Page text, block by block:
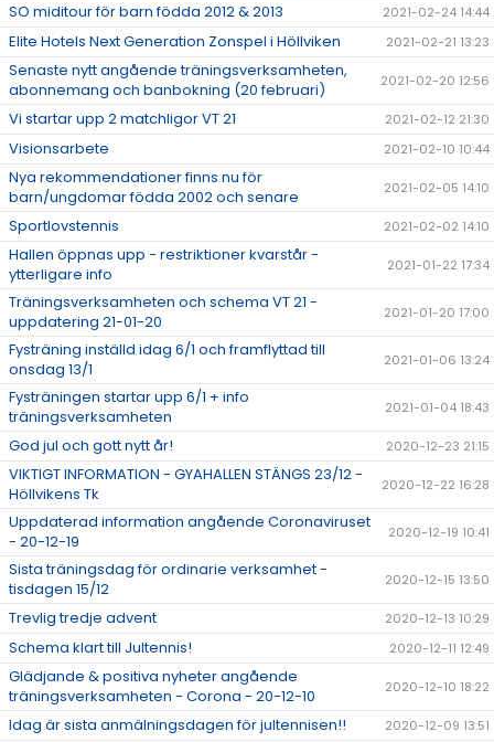
SO miditour för barn födda 2012 & 2013 2021-02-24 14:44
Elite Hotels Next Generation Zonspel i Höllviken 2021-02-21 13:23
Senaste nytt angående träningsverksamheten,
abonnemang och banbokning (20 februari)
2021-02-20 12:56
Vi startar upp 2 matchligor VT 21 2021-02-12 21:30
Visionsarbete 2021-02-10 10:44
Nya rekommendationer finns nu för
barn/ungdomar födda 2002 och senare
2021-02-05 14:10
Sportlovstennis 2021-02-02 14:10
Hallen öppnas upp - restriktioner kvarstår -
ytterligare info
2021-01-22 17:34
Träningsverksamheten och schema VT 21 -
uppdatering 21-01-20
2021-01-20 17:00
Fysträning inställd idag 6/1 och framflyttad till
onsdag 13/1
2021-01-06 13:24
Fysträningen startar upp 6/1 + info
träningsverksamheten
2021-01-04 18:43
God jul och gott nytt år! 2020-12-23 21:15
VIKTIGT INFORMATION - GYAHALLEN STÄNGS 23/12 -
Höllvikens Tk
2020-12-22 16:28
Uppdaterad information angående Coronaviruset
- 20-12-19
2020-12-19 10:41
Sista träningsdag för ordinarie verksamhet -
tisdagen 15/12
2020-12-15 13:50
Trevlig tredje advent 2020-12-13 10:29
Schema klart till Jultennis! 2020-12-11 12:49
Glädjande & positiva nyheter angående
träningsverksamheten - Corona - 20-12-10
2020-12-10 18:22
Idag är sista anmälningsdagen för jultennisen!! 2020-12-09 13:51